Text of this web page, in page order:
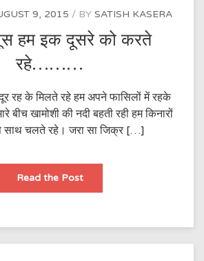
9, 2015 BY SATISH KASERA
हम इक दूसरे को करते
रहे………
रह के मिलते रहे हम अपने फासिलों में रहके
बीच खामोशी की नदी बहती रही हम किनारों
साथ चलते रहे। जरा सा जिक्र […]
Read the Postऐसे
हम
को
रहे………